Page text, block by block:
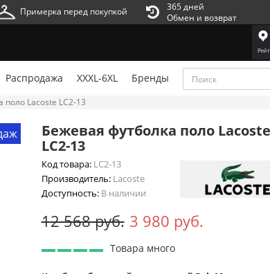
Примерка перед покупкой
365 дней
Обмен и возврат
Распродажа XXXL-6XL Бренды
поло Lacoste LC2-13
Бежевая футболка поло Lacoste
LC2-13
Код товара:LC2-13
Производитель:Lacoste
Доступность:В наличии
12 568 руб. 3 980 руб.
Товара много